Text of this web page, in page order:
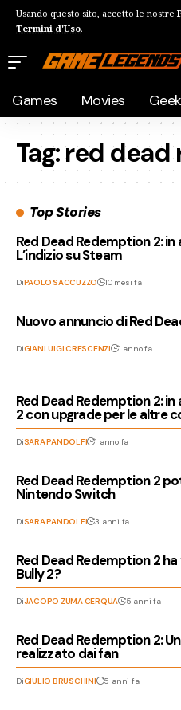
Usando questo sito, accetto le nostre
Termini d'Uso.
Games Movies Geek
Tag:red dead
Top Stories
Red Dead Redemption 2:
L’indizio su Steam
DiPAOLO SACCUZZO 10 mesi fa
Nuovo annuncio di Red
DiGIANLUIGI CRESCENZI 1 anno fa
Red Dead Redemption 2:
2 con upgrade per le altre
DiSARA PANDOLFI 1 anno fa
Red Dead Redemption 2
Nintendo Switch
DiSARA PANDOLFI 3 anni fa
Red Dead Redemption 2
Bully 2?
DiJACOPO ZUMA CERQUA 5 anni fa
Red Dead Redemption 2:
realizzato dai fan
DiGIULIO BRUSCHINI 5 anni fa